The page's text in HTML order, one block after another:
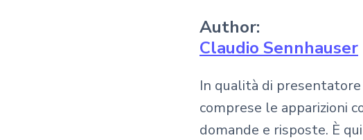
Author:
Claudio Sennhauser
In qualità di
comprese le apparizioni
domande e risposte. È